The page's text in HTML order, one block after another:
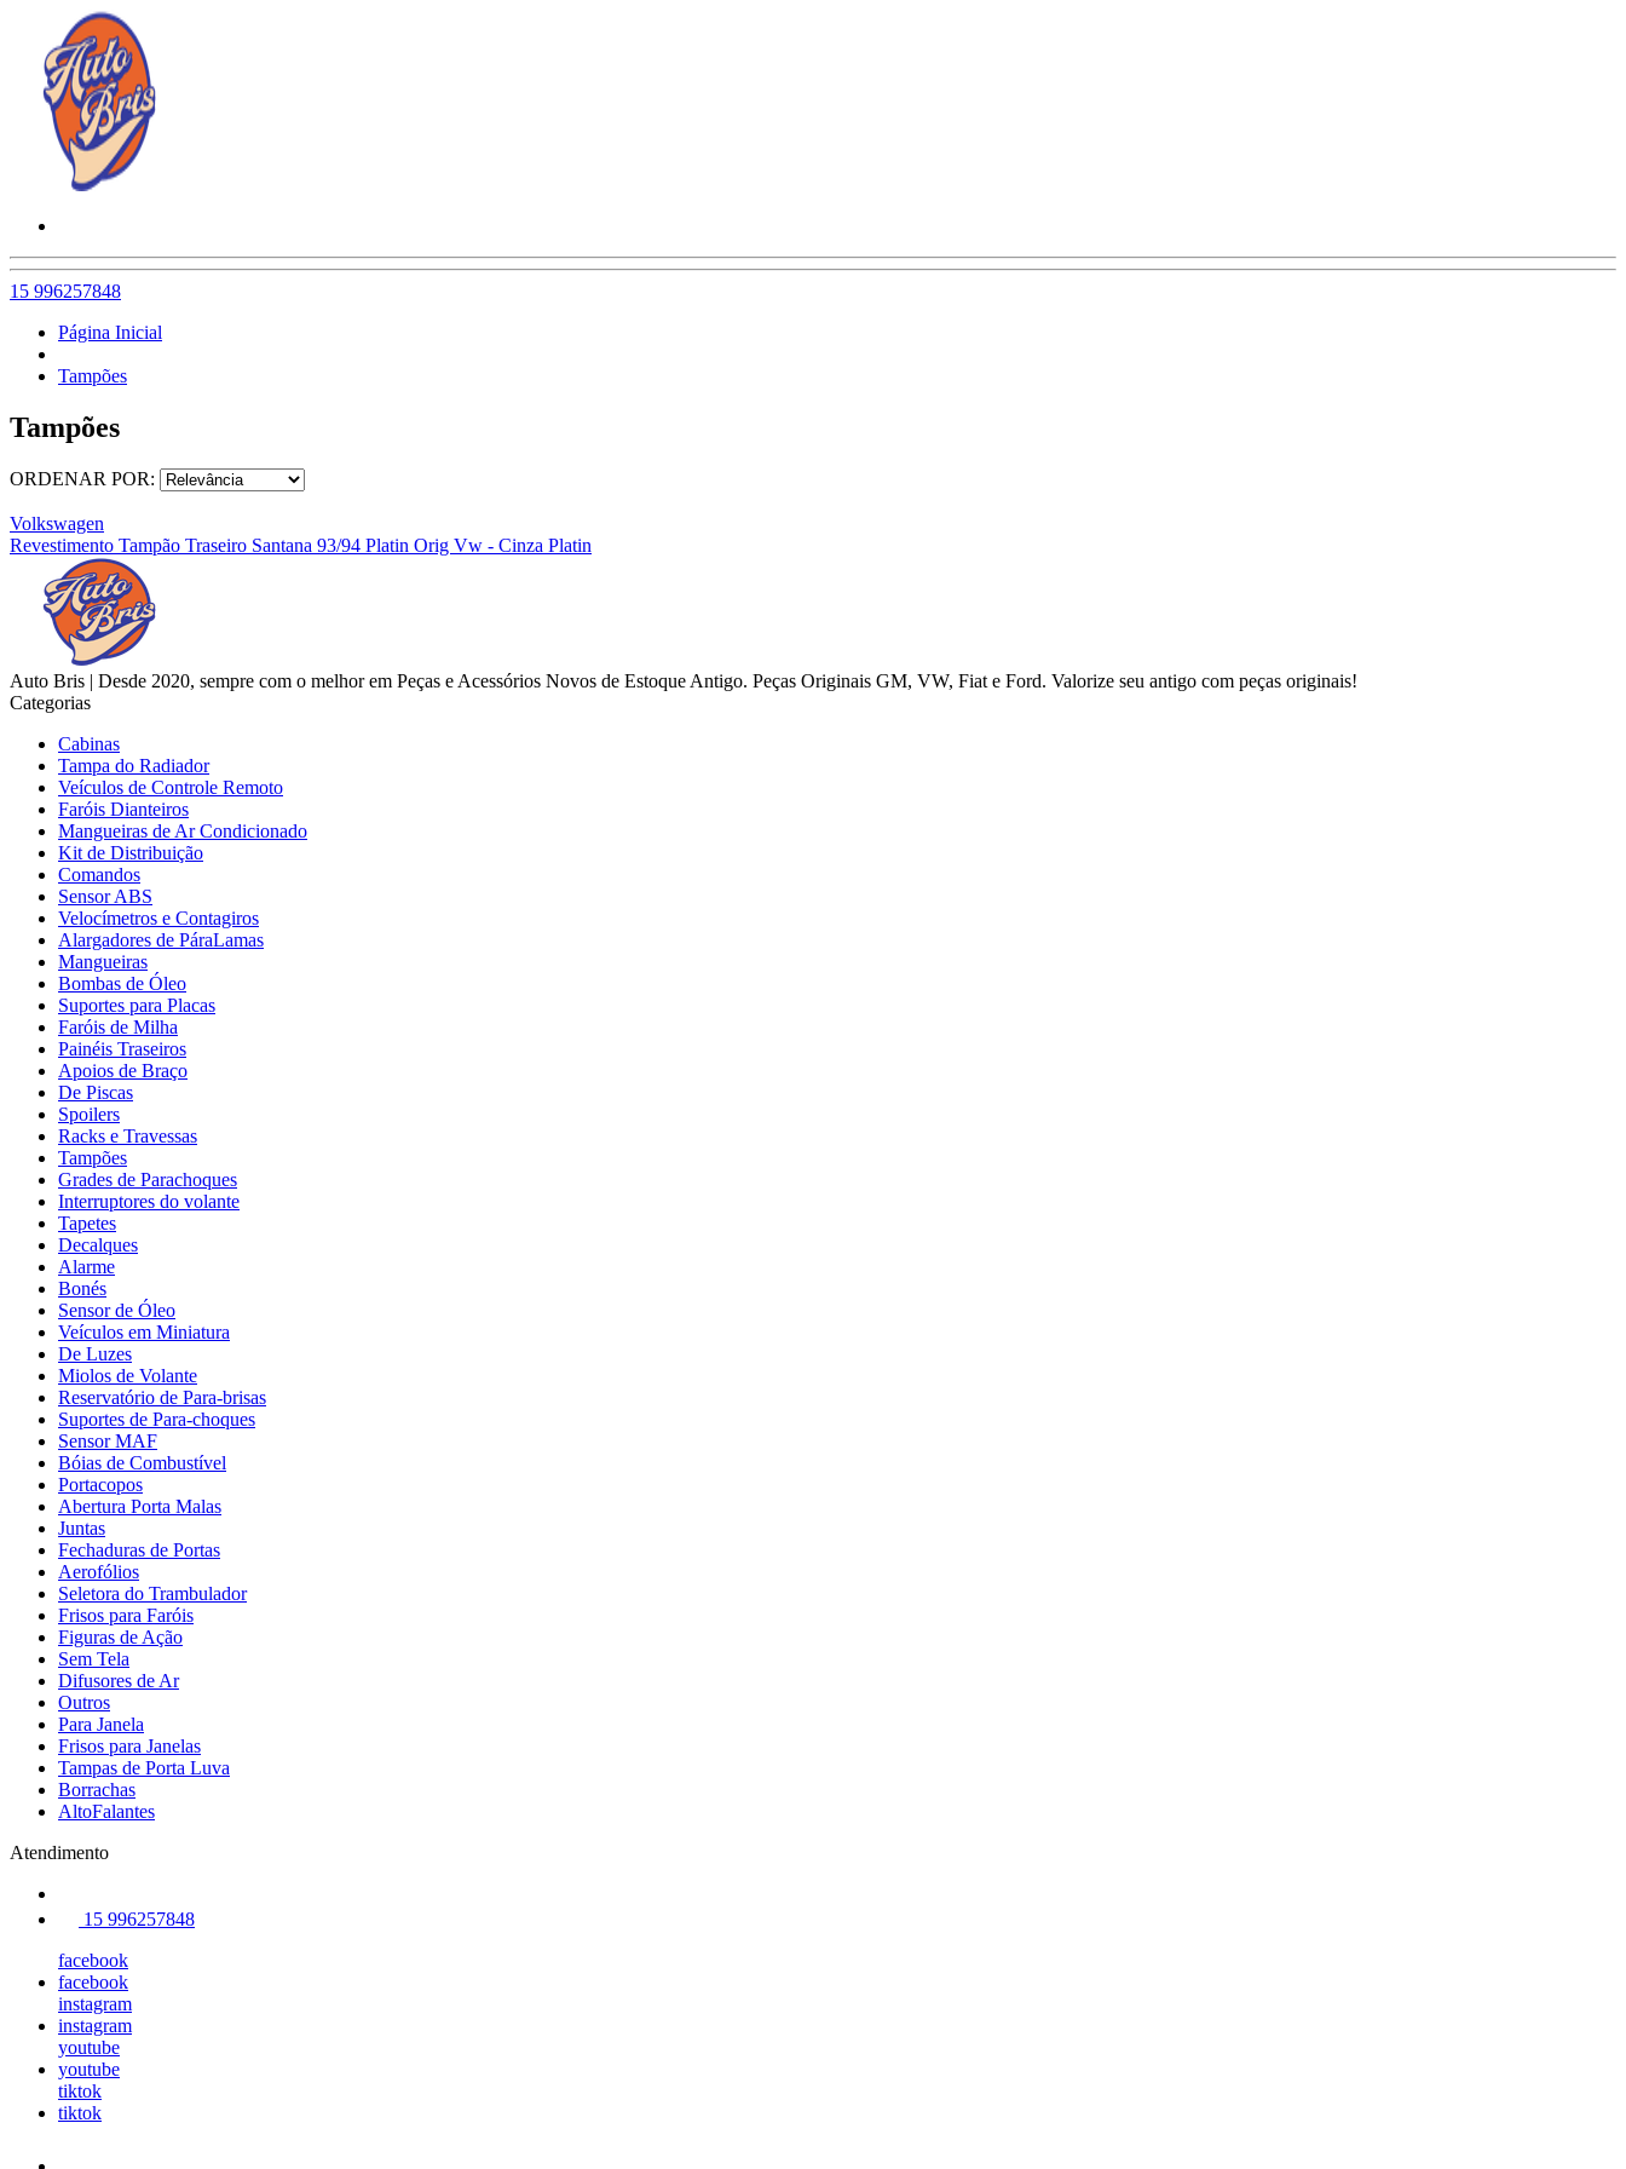
15 996257848
Página Inicial
Tampões
Tampões
ORDENAR POR:
Volkswagen
Revestimento Tampão Traseiro Santana 93/94 Platin Orig Vw - Cinza Platin
Auto Bris | Desde 2020, sempre com o melhor em Peças e Acessórios Novos de Estoque Antigo. Peças Originais GM, VW, Fiat e Ford. Valorize seu antigo com peças originais!
Categorias
Cabinas
Tampa do Radiador
Veículos de Controle Remoto
Faróis Dianteiros
Mangueiras de Ar Condicionado
Kit de Distribuição
Comandos
Sensor ABS
Velocímetros e Contagiros
Alargadores de PáraLamas
Mangueiras
Bombas de Óleo
Suportes para Placas
Faróis de Milha
Painéis Traseiros
Apoios de Braço
De Piscas
Spoilers
Racks e Travessas
Tampões
Grades de Parachoques
Interruptores do volante
Tapetes
Decalques
Alarme
Bonés
Sensor de Óleo
Veículos em Miniatura
De Luzes
Miolos de Volante
Reservatório de Para-brisas
Suportes de Para-choques
Sensor MAF
Bóias de Combustível
Portacopos
Abertura Porta Malas
Juntas
Fechaduras de Portas
Aerofólios
Seletora do Trambulador
Frisos para Faróis
Figuras de Ação
Sem Tela
Difusores de Ar
Outros
Para Janela
Frisos para Janelas
Tampas de Porta Luva
Borrachas
AltoFalantes
Atendimento
15 996257848
facebook
facebook
instagram
instagram
youtube
youtube
tiktok
tiktok